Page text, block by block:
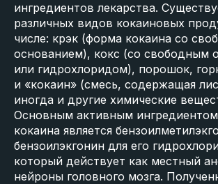
ингредиентов лекарства.
различных видов кокаиновых
числе: крэк (форма кокаина со
основанием), кокс (со свободным
или гидрохлоридом), порошок,
и «кокаин» (смесь, содержащая
иногда и другие химические
Основным активным
кокаина является
бензоилэкгонин для его
который действует как местный
нейроны головного мозга.